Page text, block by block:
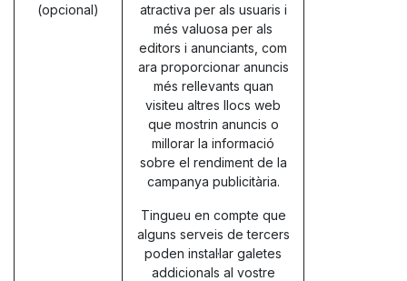
(opcional)
atractiva per als usuaris i
més valuosa per als
editors i anunciants, com
ara proporcionar anuncis
més rellevants quan
visiteu altres llocs web
que mostrin anuncis o
millorar la informació
sobre el rendiment de la
campanya publicitària.
Tingueu en compte que
alguns serveis de tercers
poden instal·lar galetes
addicionals al vostre